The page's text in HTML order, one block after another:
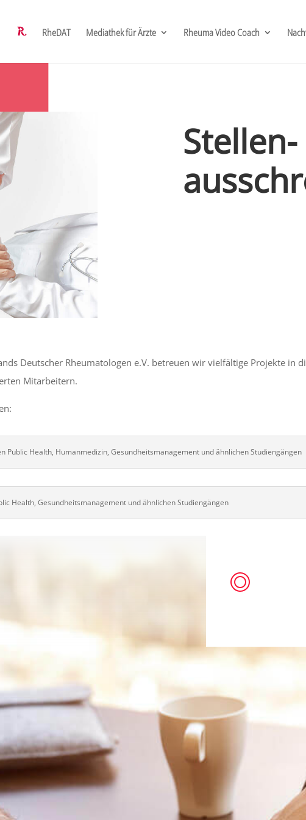
RheDAT Mediathek für Ärzte Rheuma Video Coach
Stellen-
Deutscher Rheumatologen e.V. betreuen wir vielfältige Projekte in
Mitarbeitern.
Public Health, Humanmedizin, Gesundheitsmanagement und ähnlichen Studiengängen
Health, Gesundheitsmanagement und ähnlichen Studiengängen